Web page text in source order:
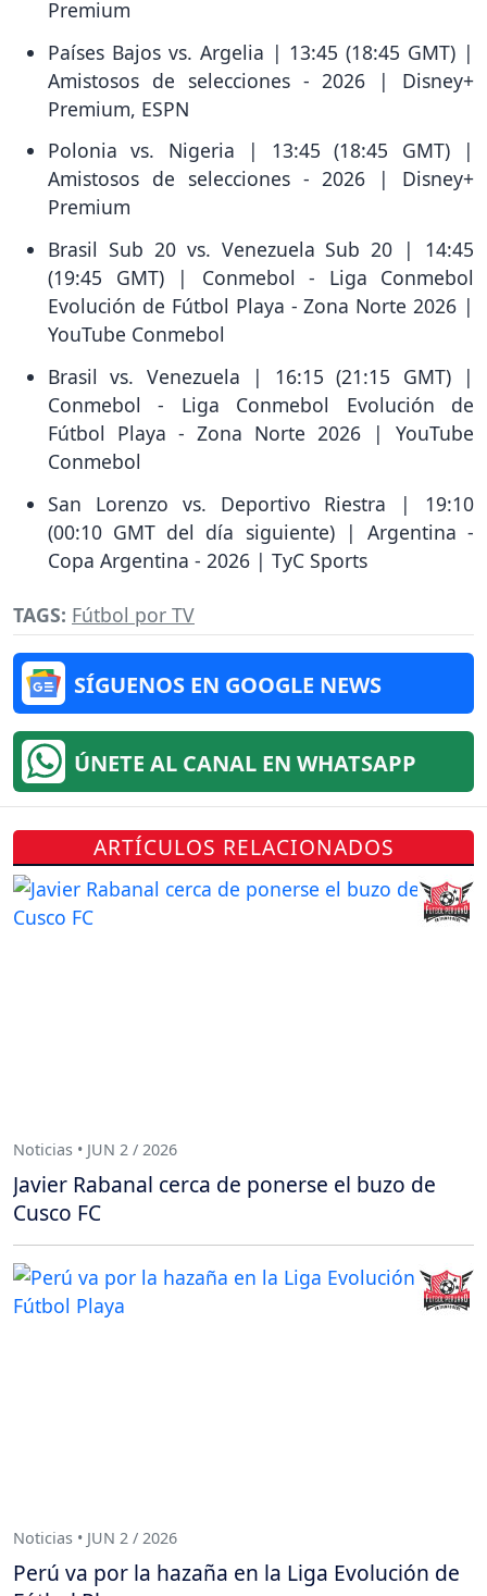
Premium
Países Bajos vs. Argelia | 13:45 (18:45 GMT) |
Amistosos de selecciones - 2026 | Disney+
Premium, ESPN
Polonia vs. Nigeria | 13:45 (18:45 GMT) |
Amistosos de selecciones - 2026 | Disney+
Premium
Brasil Sub 20 vs. Venezuela Sub 20 | 14:45
(19:45 GMT) | Conmebol - Liga Conmebol
Evolución de Fútbol Playa - Zona Norte 2026 |
YouTube Conmebol
Brasil vs. Venezuela | 16:15 (21:15 GMT) |
Conmebol - Liga Conmebol Evolución de
Fútbol Playa - Zona Norte 2026 | YouTube
Conmebol
San Lorenzo vs. Deportivo Riestra | 19:10
(00:10 GMT del día siguiente) | Argentina -
Copa Argentina - 2026 | TyC Sports
TAGS: Fútbol por TV
SÍGUENOS EN GOOGLE NEWS
ÚNETE AL CANAL EN WHATSAPP
ARTÍCULOS RELACIONADOS
Noticias • JUN 2 / 2026
Javier Rabanal cerca de ponerse el buzo de
Cusco FC
Noticias • JUN 2 / 2026
Perú va por la hazaña en la Liga Evolución de